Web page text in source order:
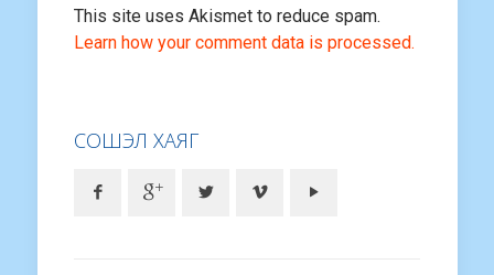
This site uses Akismet to reduce spam.
Learn how your comment data is processed.
СОШЭЛ ХАЯГ